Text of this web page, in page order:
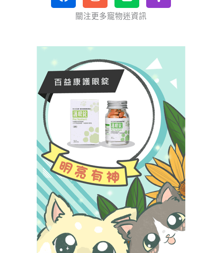
o
k
s
g
r
a
m
n
s
t
關注更多寵物迷資訊